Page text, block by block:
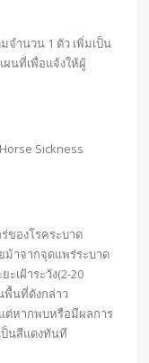
จำนวน 1 ตัว เพิ่มเป็น
ผนที่เพื่อแจ้งให้ผู้
Sickness
ของโรคระบาด
าจากจุดแพร่ระบาด
ะเฝ้าระวัง(2-20
พื้นที่ดังกล่าว
ต่หากพบหรือมีผลการ
ป็นสีแดงทันที